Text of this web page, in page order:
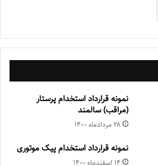
نمونه قرارداد استخدام پرستار
(مراقب) سالمند
۲۸ مرداد‌ماه ۱۴۰۰
نمونه قرارداد استخدام پیک موتوری
۱۴ اسفند‌ماه ۱۴۰۰